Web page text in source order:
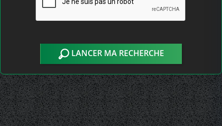
LANCER MA RECHERCHE